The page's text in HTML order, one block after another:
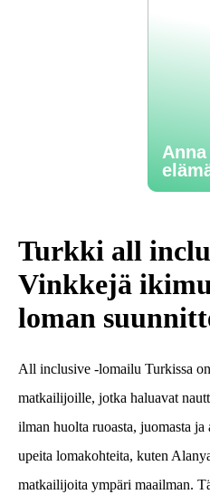
Turkki all
Vinkkejä
loman
All inclusive -lomailu Turkissa
matkailijoille, jotka haluavat
ilman huolta ruoasta, juomasta
upeita lomakohteita, kuten
matkailijoita ympäri maailman.